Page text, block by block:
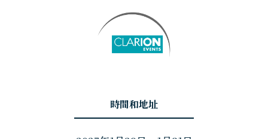
時間和地址